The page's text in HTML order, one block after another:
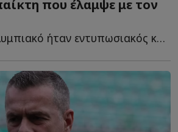
που έλαμψε με τον
Κόντρα στον Ολυμπιακό ήταν εντυπωσιακός και ήδη δύο ε...